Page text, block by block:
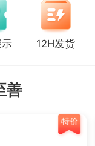
12H发货
善
特价